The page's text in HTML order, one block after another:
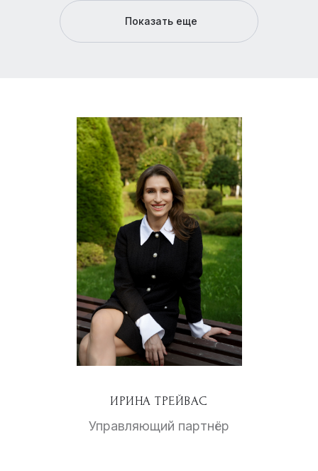
Показать еще
ИРИНА ТРЕЙВАС
Управляющий партнёр